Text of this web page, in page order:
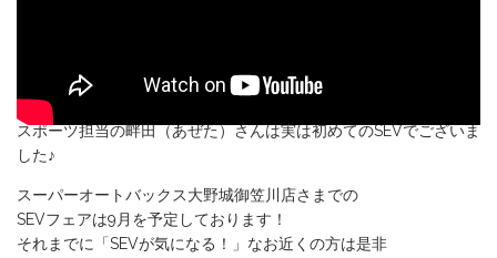
スポーツ担当の畔田（あぜた）さんは実は初めてのSEVでございま
した♪
スーパーオートバックス大野城御笠川店さまでの
SEVフェアは9月を予定しております！
それまでに「SEVが気になる！」なお近くの方は是非